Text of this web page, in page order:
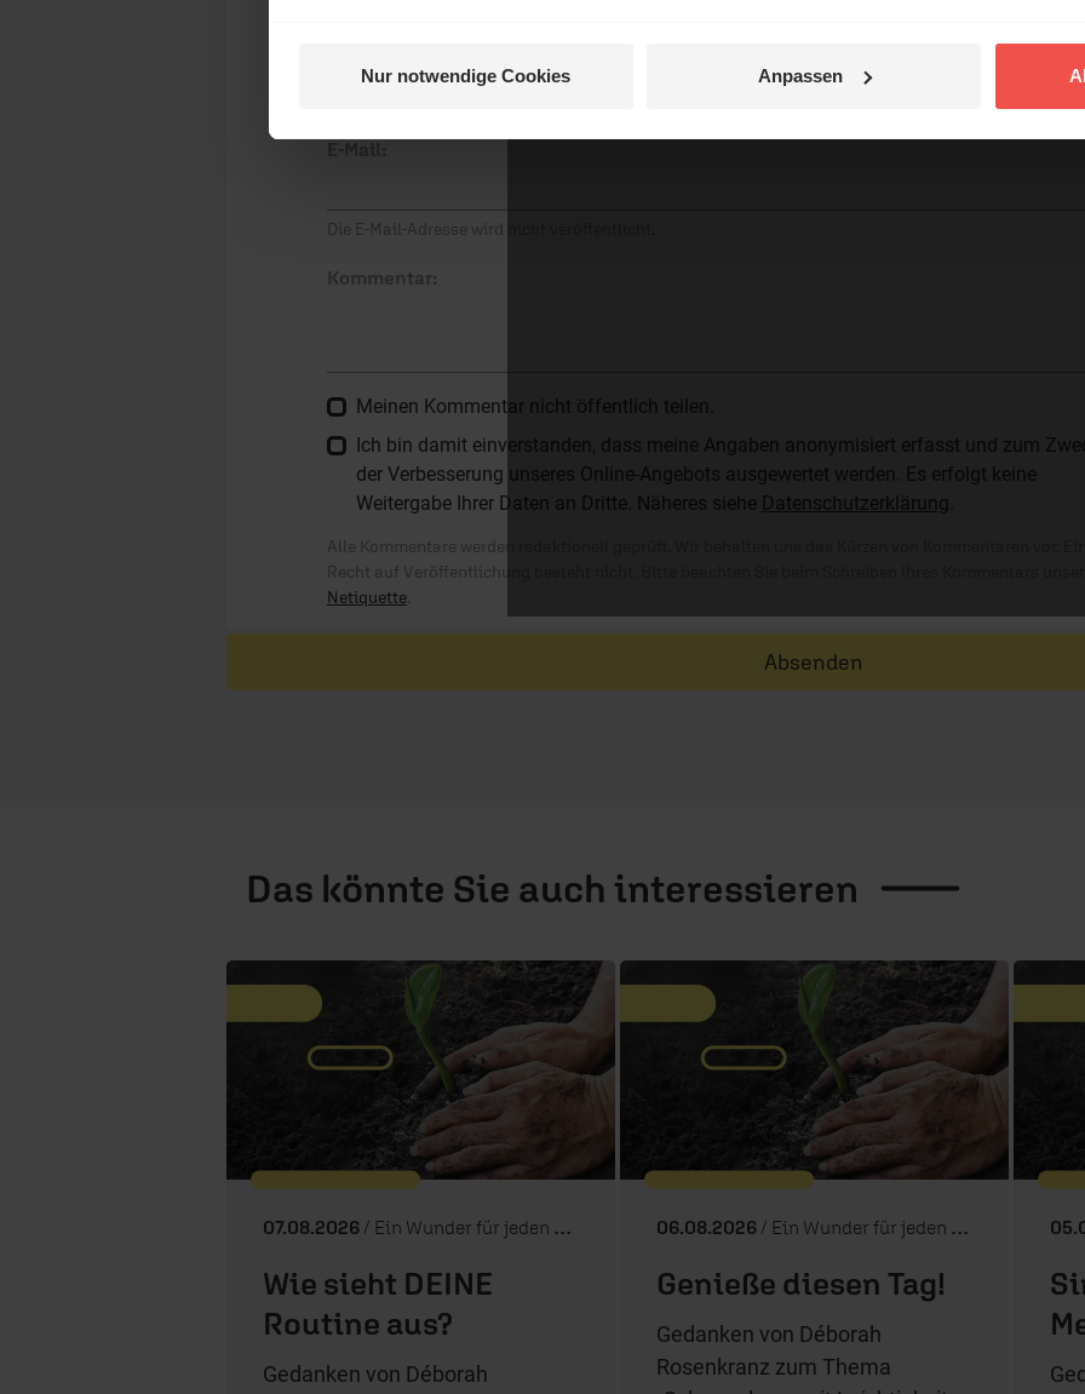
Nur notwendige Cookies Anpassen
Die E-Mail-Adresse wird nicht veröffentlicht.
Kommentar:
Meinen Kommentar nicht öffentlich teilen.
Ich bin damit einverstanden, dass meine Angaben anonymisiert erfasst und zum
der Verbesserung unseres Online-Angebots ausgewertet werden. Es erfolgt keine
Weitergabe Ihrer Daten an Dritte. Näheres siehe Datenschutzerklärung
Alle Kommentare werden redaktionell geprüft. Wir behalten uns das Kürzen von Kommentaren vor. Ein
Recht auf Veröffentlichung besteht nicht. Bitte beachten Sie beim Schreiben Ihres Kommentars unsere
Netiquette.
Absenden
Das könnte Sie auch interessieren
07.08.2026 / Ein Wunder für jeden Tag
Wie sieht DEINE
Routine aus?
Gedanken von Déborah
06.08.2026 / Ein Wunder für jeden Tag
Genieße diesen Tag!
Gedanken von Déborah
Rosenkranz zum Thema